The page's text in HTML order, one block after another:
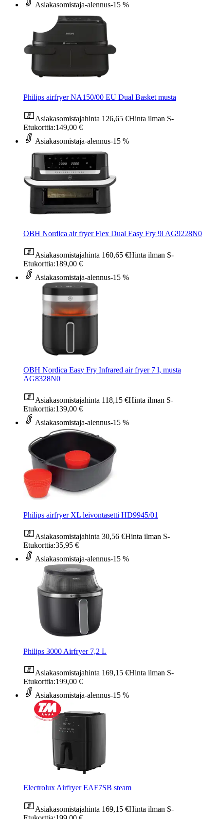
Asiakasomistaja-alennus-15 %
Philips airfryer NA150/00 EU Dual Basket musta
Asiakasomistajahinta 126,65 €Hinta ilman S-
Etukorttia:149,00 €
Asiakasomistaja-alennus-15 %
OBH Nordica air fryer Flex Dual Easy Fry 9l AG9228N0
Asiakasomistajahinta 160,65 €Hinta ilman S-
Etukorttia:189,00 €
Asiakasomistaja-alennus-15 %
OBH Nordica Easy Fry Infrared air fryer 7 l, musta
AG8328N0
Asiakasomistajahinta 118,15 €Hinta ilman S-
Etukorttia:139,00 €
Asiakasomistaja-alennus-15 %
Philips airfryer XL leivontasetti HD9945/01
Asiakasomistajahinta 30,56 €Hinta ilman S-
Etukorttia:35,95 €
Asiakasomistaja-alennus-15 %
Philips 3000 Airfryer 7,2 L
Asiakasomistajahinta 169,15 €Hinta ilman S-
Etukorttia:199,00 €
Asiakasomistaja-alennus-15 %
Electrolux Airfryer EAF7SB steam
Asiakasomistajahinta 169,15 €Hinta ilman S-